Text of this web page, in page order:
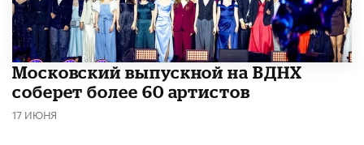
Московский выпускной на ВДНХ
соберет более 60 артистов
17 ИЮНЯ